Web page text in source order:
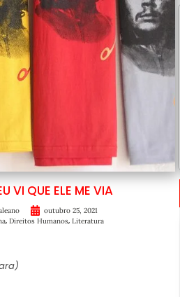
VI QUE ELE ME VIA
outubro 25, 2021
, Direitos Humanos, Literatura